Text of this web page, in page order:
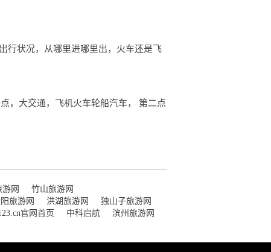
行状况，从哪里进哪里出，火车还是飞
，大交通，飞机火车轮船汽车， 第二点
网
竹山旅游网
旅游网 洪湖旅游网
独山子旅游网
官网首页 中科启航
滨州旅游网